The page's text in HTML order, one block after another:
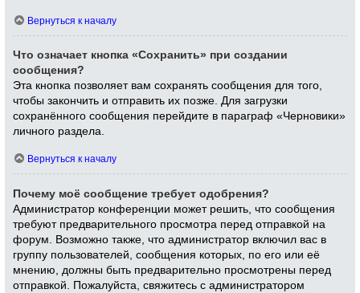
Вернуться к началу
Что означает кнопка «Сохранить» при создании
сообщения?
Эта кнопка позволяет вам сохранять сообщения для того,
чтобы закончить и отправить их позже. Для загрузки
сохранённого сообщения перейдите в параграф «Черновики»
личного раздела.
Вернуться к началу
Почему моё сообщение требует одобрения?
Администратор конференции может решить, что сообщения
требуют предварительного просмотра перед отправкой на
форум. Возможно также, что администратор включил вас в
группу пользователей, сообщения которых, по его или её
мнению, должны быть предварительно просмотрены перед
отправкой. Пожалуйста, свяжитесь с администратором